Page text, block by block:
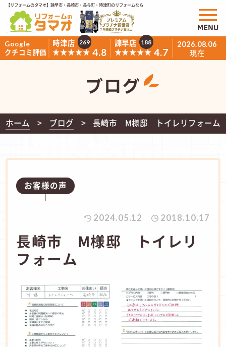
【リフォームのタマオ】諫早市・長崎市・長与町・時津町のリフォームなら
Google
クチコミ評価
時津店
★★★★★ 4.8
269
諫早店
★★★★★ 4.7
188 2026.08.06
現在
MENU
ブログ
ホーム ブログ 長崎市 M様邸 トイレリフォーム
お客様の声
2024.05.12 2018.10.17
長崎市 M様邸 トイレリ
フォーム